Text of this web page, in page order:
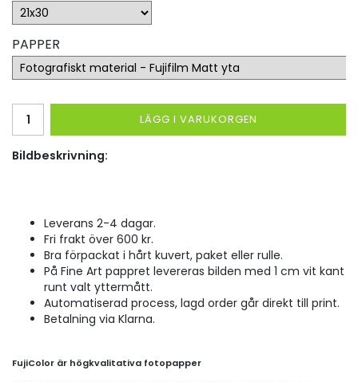
PAPPER
LÄGG I VARUKORGEN
Bildbeskrivning:
Leverans 2-4 dagar.
Fri frakt över 600 kr.
Bra förpackat i hårt kuvert, paket eller rulle.
På Fine Art pappret levereras bilden med 1 cm vit kant
runt valt yttermått.
Automatiserad process, lagd order går direkt till print.
Betalning via Klarna.
FujiColor är högkvalitativa fotopapper